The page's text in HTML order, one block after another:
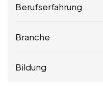
Berufserfahrung
Branche
Bildung